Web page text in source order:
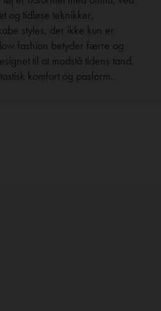
og tidløse teknikker,
styles, der ikke kun er
fashion betyder færre og
til at modstå tidens tand,
komfort og pasform.